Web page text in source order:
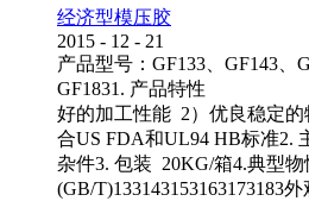
经济型模压胶
2015 - 12 - 21
产品型号：GF133、GF143、
GF1831. 产
好的加工性能 2）优良稳定
合US FDA和UL94 HB标准2.
杂件3. 包装 20KG/箱4.典型
(GB/T)133143153163173183